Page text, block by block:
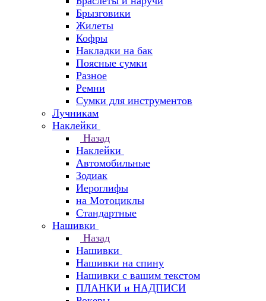
Брызговики
Жилеты
Кофры
Накладки на бак
Поясные сумки
Разное
Ремни
Сумки для инструментов
Лучникам
Наклейки
Назад
Наклейки
Автомобильные
Зодиак
Иероглифы
на Мотоциклы
Стандартные
Нашивки
Назад
Нашивки
Нашивки на спину
Нашивки с вашим текстом
ПЛАНКИ и НАДПИСИ